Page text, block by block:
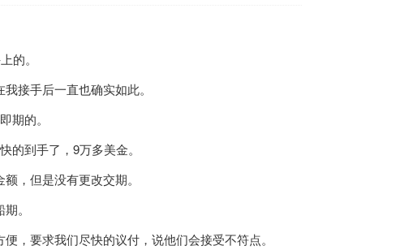
的。
接手后一直也确实如此。
的。
到手了，9万多美金。
，但是没有更改交期。
。
要求我们尽快的议付，说他们会接受不符点。